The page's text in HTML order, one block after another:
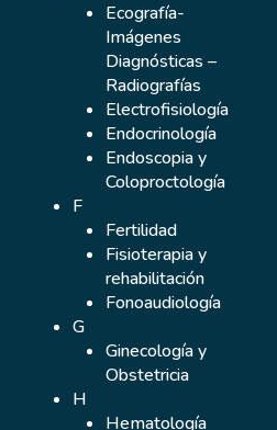
Ecografía-
Imágenes
Diagnósticas –
Radiografías
Electrofisiología
Endocrinología
Endoscopia y
Coloproctología
F
Fertilidad
Fisioterapia y
rehabilitación
Fonoaudiología
G
Ginecología y
Obstetricia
H
Hematología